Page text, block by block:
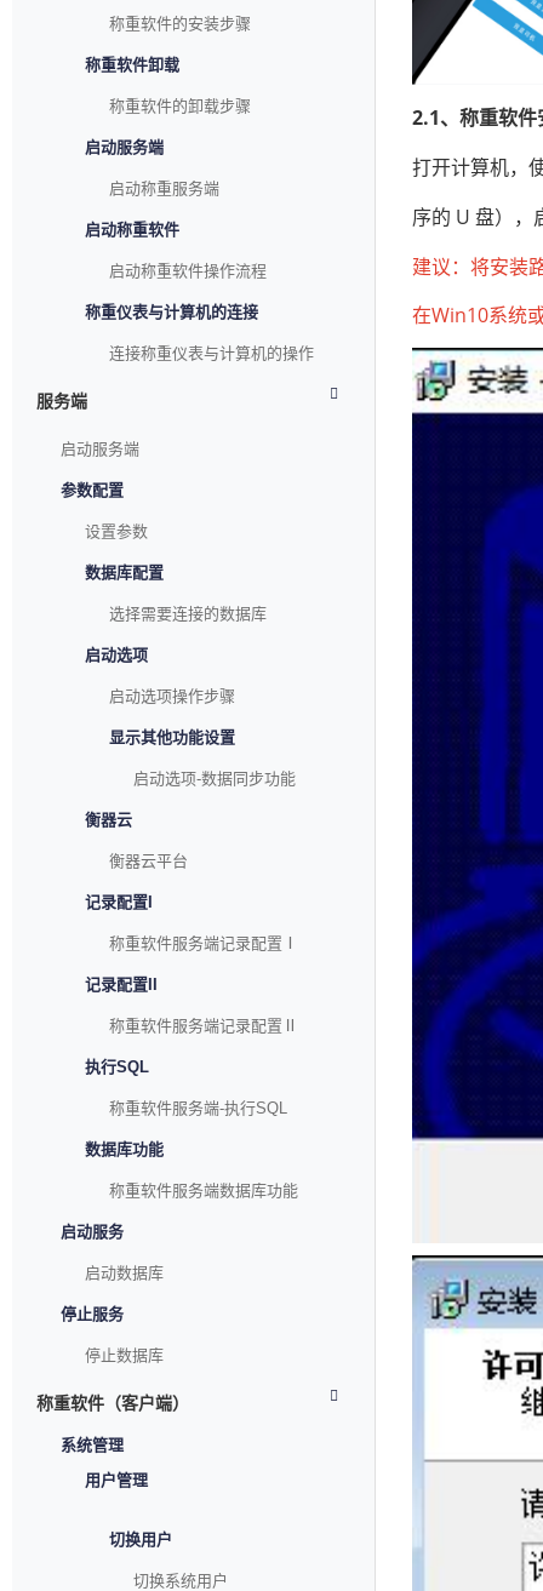
称重软件的安装步骤
称重软件卸载
称重软件的卸载步骤
启动服务端
启动称重服务端
启动称重软件
启动称重软件操作流程
称重仪表与计算机的连接
连接称重仪表与计算机的操作
服务端
启动服务端
参数配置
设置参数
数据库配置
选择需要连接的数据库
启动选项
启动选项操作步骤
显示其他功能设置
启动选项-数据同步功能
衡器云
衡器云平台
记录配置I
称重软件服务端记录配置Ⅰ
记录配置II
称重软件服务端记录配置Ⅱ
执行SQL
称重软件服务端-执行SQL
数据库功能
称重软件服务端数据库功能
启动服务
启动数据库
停止服务
停止数据库
称重软件（客户端）
系统管理
用户管理
切换用户
切换系统用户
2.1、称重软件
打开计算机，
序的 U 盘），
建议：将安装
在Win10系统